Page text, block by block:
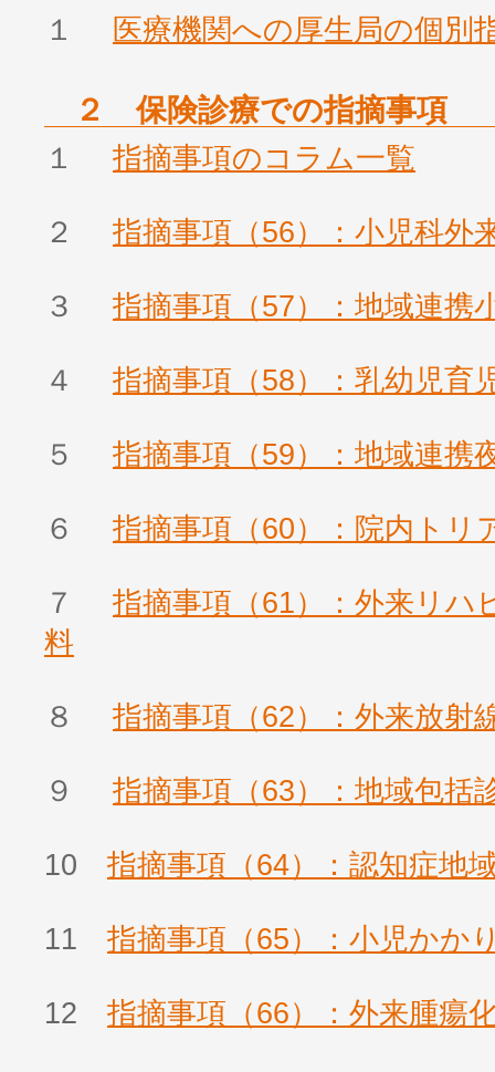
１ 医療機関への厚生局の個別
２ 保険診療での指摘事項
１ 指摘事項のコラム一覧
２ 指摘事項（56）：小児科外
３ 指摘事項（57）：地域連携
４ 指摘事項（58）：乳幼児育
５ 指摘事項（59）：地域連携
６ 指摘事項（60）：院内トリ
７ 指摘事項（61）：外来リハ
料
８ 指摘事項（62）：外来放射
９ 指摘事項（63）：地域包括
10 指摘事項（64）：認知症地
11 指摘事項（65）：小児かか
12 指摘事項（66）：外来腫瘍